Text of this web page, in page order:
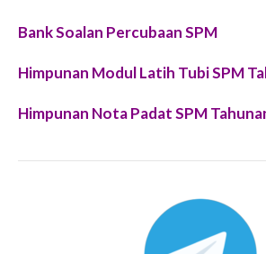
Bank Soalan Percubaan SPM
Himpunan Modul Latih Tubi SPM
Himpunan Nota Padat SPM